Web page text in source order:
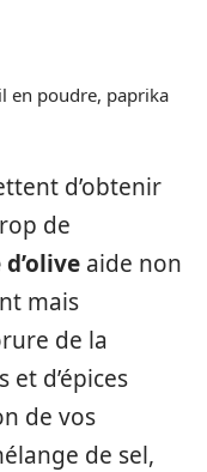
en poudre, paprika
d’obtenir
de
aide non
mais
de la
et d’épices
de vos
de sel,